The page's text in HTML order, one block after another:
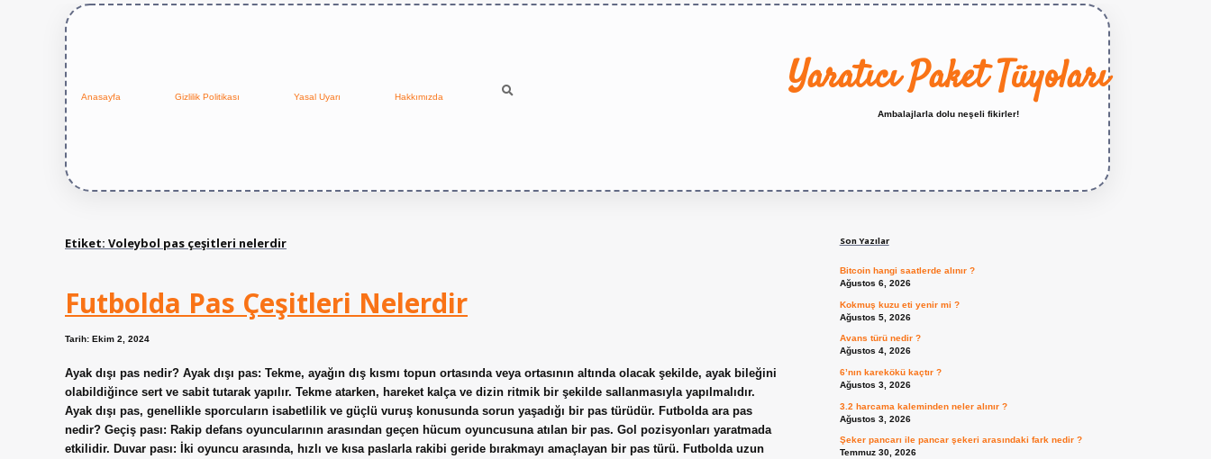
Anasayfa Gizlilik Politikası Yasal Uyarı Hakkımızda Yaratıcı Paket Tüyoları
Ambalajlarla dolu neşeli fikirler!
Etiket: Voleybol pas çeşitleri nelerdir
Futbolda Pas Çeşitleri Nelerdir
Tarih: Ekim 2, 2024
Ayak dışı pas nedir? Ayak dışı pas: Tekme, ayağın dış kısmı topun ortasında veya ortasının altında olacak şekilde, ayak bileğini
olabildiğince sert ve sabit tutarak yapılır. Tekme atarken, hareket kalça ve dizin ritmik bir şekilde sallanmasıyla yapılmalıdır.
Ayak dışı pas, genellikle sporcuların isabetlilik ve güçlü vuruş konusunda sorun yaşadığı bir pas türüdür. Futbolda ara pas
nedir? Geçiş pası: Rakip defans oyuncularının arasından geçen hücum oyuncusuna atılan bir pas. Gol pozisyonları yaratmada
etkilidir. Duvar pası: İki oyuncu arasında, hızlı ve kısa paslarla rakibi geride bırakmayı amaçlayan bir pas türü. Futbolda uzun
Son Yazılar
Bitcoin hangi saatlerde alınır ?
Ağustos 6, 2026
Kokmuş kuzu eti yenir mi ?
Ağustos 5, 2026
Avans türü nedir ?
Ağustos 4, 2026
6’nın karekökü kaçtır ?
Ağustos 3, 2026
3.2 harcama kaleminden neler alınır ?
Ağustos 3, 2026
Şeker pancarı ile pancar şekeri arasındaki fark nedir ?
Temmuz 30, 2026